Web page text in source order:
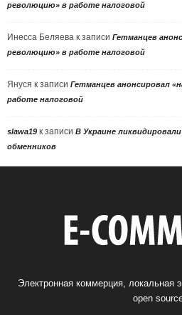
революцию» в работе налоговой
Инесса Беляева к записи Гетманцев
революцию» в работе налоговой
Януся к записи Гетманцев анонсировал
работе налоговой
slawa19 к записи В Украине
обменников
Электронная коммерция, локальная
open